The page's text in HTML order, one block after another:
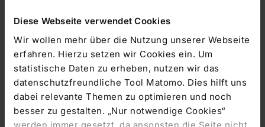
Diese Webseite verwendet Cookies
Wir wollen mehr über die Nutzung unserer Webseite
erfahren. Hierzu setzen wir Cookies ein. Um
statistische Daten zu erheben, nutzen wir das
datenschutzfreundliche Tool Matomo. Dies hilft uns
dabei relevante Themen zu optimieren und noch
besser zu gestalten. „Nur notwendige Cookies“
werden immer gesetzt, da ansonsten die Seite nicht
-----------------------
dpa-AFX Broker - die Trader News von dpa-AFX
-----------------------